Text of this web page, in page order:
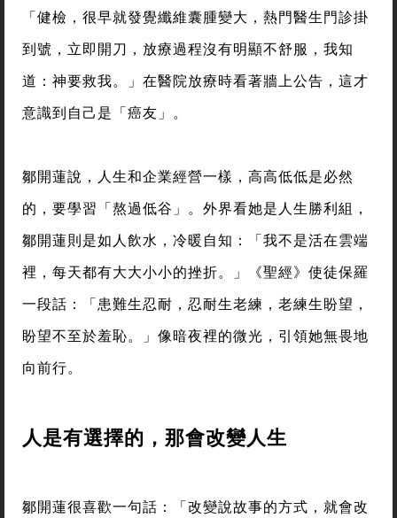
「健檢，很早就發覺纖維囊腫變大，熱門醫生門診掛
到號，立即開刀，放療過程沒有明顯不舒服，我知
道：神要救我。」在醫院放療時看著牆上公告，這才
意識到自己是「癌友」。
鄒開蓮說，人生和企業經營一樣，高高低低是必然
的，要學習「熬過低谷」。外界看她是人生勝利組，
鄒開蓮則是如人飲水，冷暖自知：「我不是活在雲端
裡，每天都有大大小小的挫折。」《聖經》使徒保羅
一段話：「患難生忍耐，忍耐生老練，老練生盼望，
盼望不至於羞恥。」像暗夜裡的微光，引領她無畏地
向前行。
人是有選擇的，那會改變人生
鄒開蓮很喜歡一句話：「改變說故事的方式，就會改